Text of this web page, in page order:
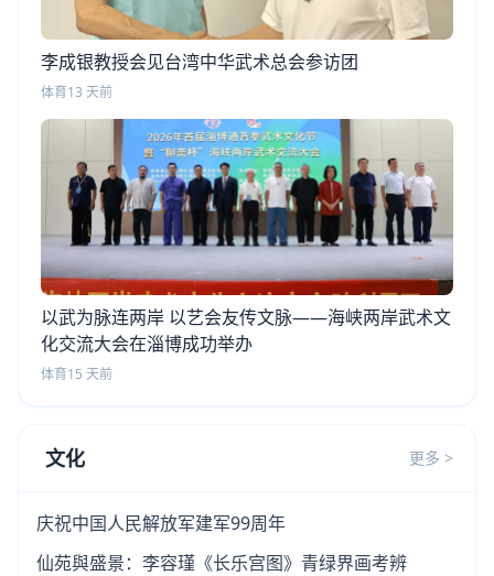
李成银教授会见台湾中华武术总会参访团
体育13 天前
以武为脉连两岸 以艺会友传文脉——海峡两岸武术文
化交流大会在淄博成功举办
体育15 天前
文化 更多 >
庆祝中国人民解放军建军99周年
仙苑與盛景：李容瑾《长乐宫图》青绿界画考辨